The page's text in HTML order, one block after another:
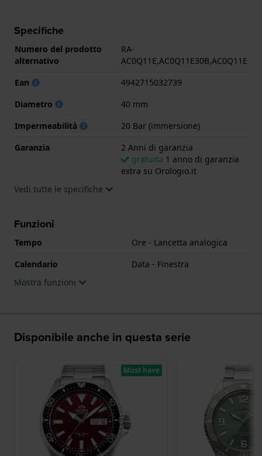
fornito con 2 Anni di garanzia.
.
Specifiche
Numero del prodotto
alternativo
RA-
AC0Q11E,AC0Q11E30B,AC0Q11E
Ean
4942715032739
Diametro
40 mm
Impermeabilità
20 Bar (immersione)
Garanzia
2 Anni di garanzia
gratuita 1 anno di garanzia
extra su Orologio.it
Vedi tutte le specifiche
Funzioni
Tempo
Ore - Lancetta analogica
Calendario
Data - Finestra
Mostra funzioni
Disponibile anche in questa serie
Must have